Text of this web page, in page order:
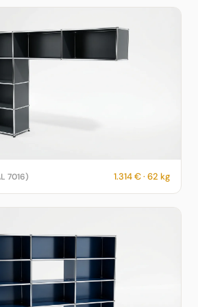
in Anthrazitgrau – RAL 7016 – 1.314 € – 62
Vorschau
7016) 1.314 € · 62 kg